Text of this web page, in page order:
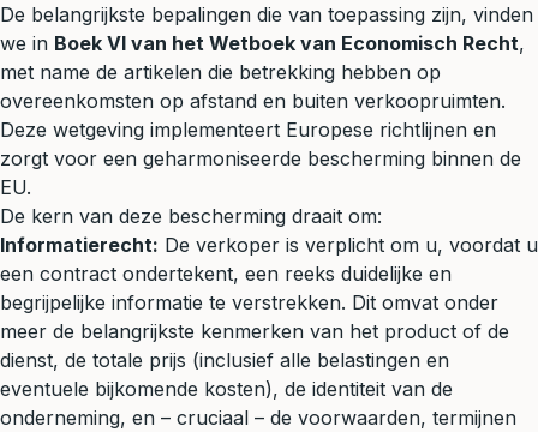
De belangrijkste bepalingen die van toepassing zijn, vinden
we in Boek VI van het Wetboek van Economisch Recht,
met name de artikelen die betrekking hebben op
overeenkomsten op afstand en buiten verkoopruimten.
Deze wetgeving implementeert Europese richtlijnen en
zorgt voor een geharmoniseerde bescherming binnen de
EU.
De kern van deze bescherming draait om:
Informatierecht: De verkoper is verplicht om u, voordat u
een contract ondertekent, een reeks duidelijke en
begrijpelijke informatie te verstrekken. Dit omvat onder
meer de belangrijkste kenmerken van het product of de
dienst, de totale prijs (inclusief alle belastingen en
eventuele bijkomende kosten), de identiteit van de
onderneming, en – cruciaal – de voorwaarden, termijnen